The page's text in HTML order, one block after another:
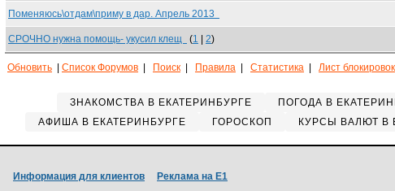
Поменяюсь\отдам\приму в дар. Апрель 2013
СРОЧНО нужна помощь- укусил клещ (1 2)
Обновить Список Форумов Поиск Правила Статистика Лист блокировок
ЗНАКОМСТВА В ЕКАТЕРИНБУРГЕ ПОГОДА В
АФИША В ЕКАТЕРИНБУРГЕ
ГОРОСКОП КУРСЫ ВАЛЮТ В
Информация для клиентов Реклама на Е1